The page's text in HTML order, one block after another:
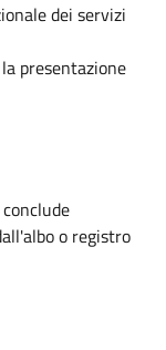
dei servizi
presentazione
o registro